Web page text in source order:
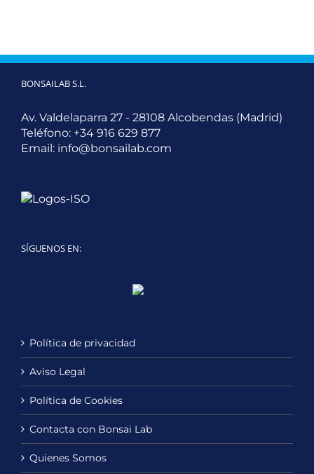
BONSAILAB S.L.
Av. Valdelaparra 27 - 28108 Alcobendas (Madrid)
Teléfono: +34 916 629 877
Email: info@bonsailab.com
SÍGUENOS EN:
LinkedInYouTube
Política de privacidad
Aviso Legal
Política de Cookies
Contacta con Bonsai Lab
Quienes Somos